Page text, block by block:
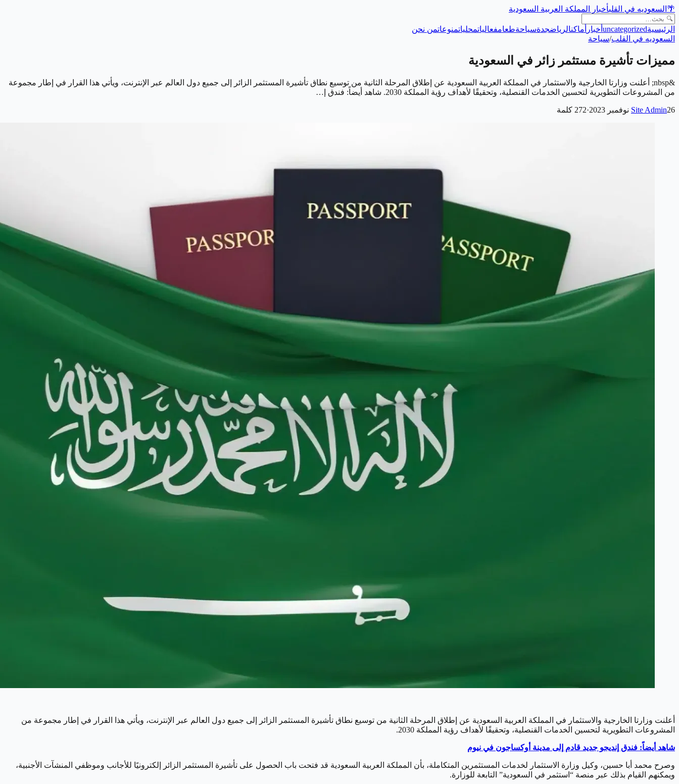
🌴 السعوديه في القلبأخبار المملكة العربية السعودية
الرئيسيةuncategorized أخبار أماكنالرياضجدةسياحةطعامفعالياتمحلياتمنوعاتمن نحن
السعوديه في القلب/سياحة
مميزات تأشيرة مستثمر زائر في السعودية
&nbsp; أعلنت وزارتا الخارجية والاستثمار في المملكة العربية السعودية عن إطلاق المرحلة الثانية من توسيع نطاق تأشيرة المستثمر الزائر إلى جميع دول العالم عبر الإنترنت، ويأتي هذا القرار في إطار مجموعة
من المشروعات التطويرية لتحسين الخدمات القنصلية، وتحقيقًا لأهداف رؤية المملكة 2030. شاهد أيضاً: فندق إ…
Site Admin26 نوفمبر 2023 ·
272 كلمة
أعلنت وزارتا الخارجية والاستثمار في المملكة العربية السعودية عن إطلاق المرحلة الثانية من توسيع نطاق تأشيرة المستثمر الزائر إلى جميع دول العالم عبر الإنترنت، ويأتي هذا القرار في إطار مجموعة من
المشروعات التطويرية لتحسين الخدمات القنصلية، وتحقيقًا لأهداف رؤية المملكة 2030.
شاهد أيضاً: فندق إنديجو جديد قادم إلى مدينة أوكساجون في نيوم
وصرح محمد أبا حسين، وكيل وزارة الاستثمار لخدمات المستثمرين المتكاملة، بأن المملكة العربية السعودية قد فتحت باب الحصول على تأشيرة المستثمر الزائر إلكترونيًا للأجانب وموظفي المنشآت الأجنبية،
ويمكنهم القيام بذلك عبر منصة “استثمر في السعودية” التابعة للوزارة.